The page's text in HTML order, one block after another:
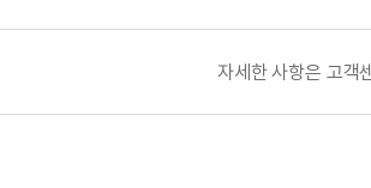
자세한 사항은 고객